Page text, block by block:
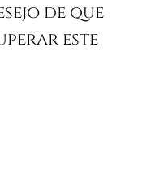
de que
este